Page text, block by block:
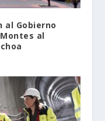
al Gobierno
al